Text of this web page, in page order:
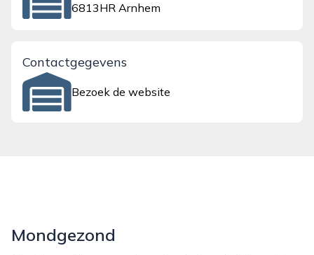
6813HR Arnhem
Contactgegevens
Bezoek de website
Mondgezond